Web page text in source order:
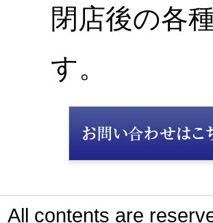
閉店後の各
す。
All contents are